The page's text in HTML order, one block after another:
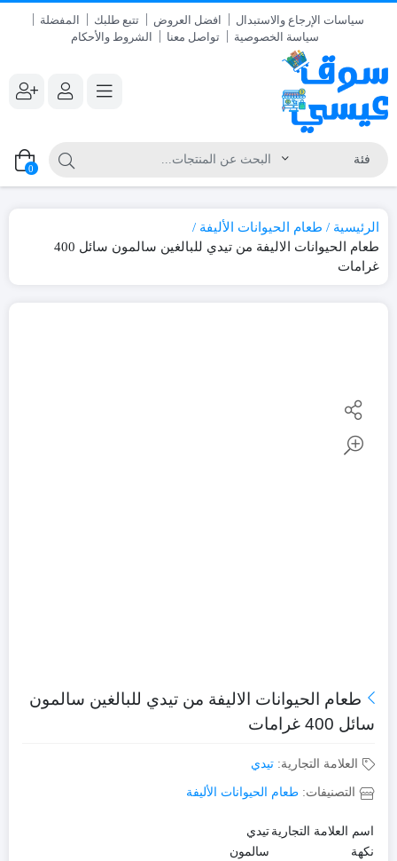
سياسات الإرجاع والاستبدال افضل العروض تتبع طلبك
المفضلة
سياسة الخصوصية
تواصل معنا الشروط والأحكام
0
الرئيسية
طعام الحيوانات الأليفة
طعام الحيوانات الاليفة من تيدي للبالغين سالمون سائل 400
غرامات
طعام الحيوانات الاليفة من تيدي للبالغين سالمون
سائل 400 غرامات
العلامة التجارية: تيدي
التصنيفات: طعام الحيوانات الأليفة
اسم العلامة التجارية تيدي
نكهة
سالمون